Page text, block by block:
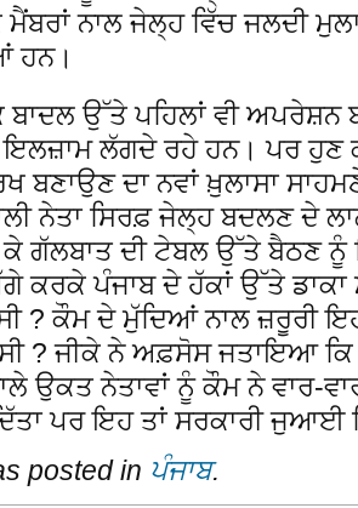
ਨਾਲ ਜੇਲ੍ਹ ਵਿੱਚ ਜਲਦੀ
ਹਨ।
ਬਾਦਲ ਉੱਤੇ ਪਹਿਲਾਂ ਵੀ
ਲੱਗਦੇ ਰਹੇ ਹਨ। ਪਰ ਹੁਣ
ਬਣਾਉਣ ਦਾ ਨਵਾਂ ਖ਼ੁਲਾਸਾ
ਨੇਤਾ ਸਿਰਫ਼ ਜੇਲ੍ਹ ਬਦਲਣ ਦੇ
ਗੱਲਬਾਤ ਦੀ ਟੇਬਲ ਉੱਤੇ ਬੈਠਣ ਨੂੰ
ਕਰਕੇ ਪੰਜਾਬ ਦੇ ਹੱਕਾਂ ਉੱਤੇ ਡਾਕਾ
? ਕੌਮ ਦੇ ਮੁੱਦਿਆਂ ਨਾਲ ਜ਼ਰੂਰੀ
? ਜੀਕੇ ਨੇ ਅਫ਼ਸੋਸ ਜਤਾਇਆ
ਉਕਤ ਨੇਤਾਵਾਂ ਨੂੰ ਕੌਮ ਨੇ
ਪਰ ਇਹ ਤਾਂ ਸਰਕਾਰੀ ਜੁਆਈ
posted in ਪੰਜਾਬ.